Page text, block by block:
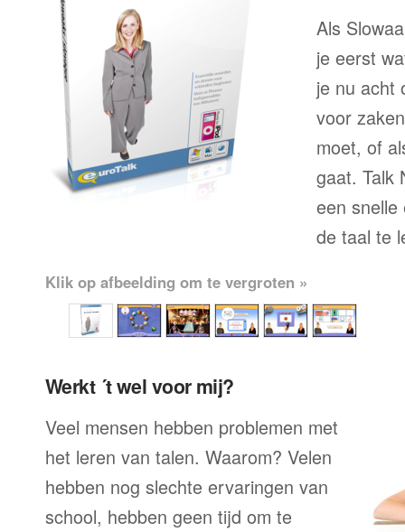
Als
je eerst
je nu acht
voor
moet, of
gaat. Talk
een snelle
de taal te
Klik op afbeelding om te vergroten »
Werkt ´t wel voor mij?
Veel mensen hebben problemen met
het leren van talen. Waarom? Velen
hebben nog slechte ervaringen van
school, hebben geen tijd om te